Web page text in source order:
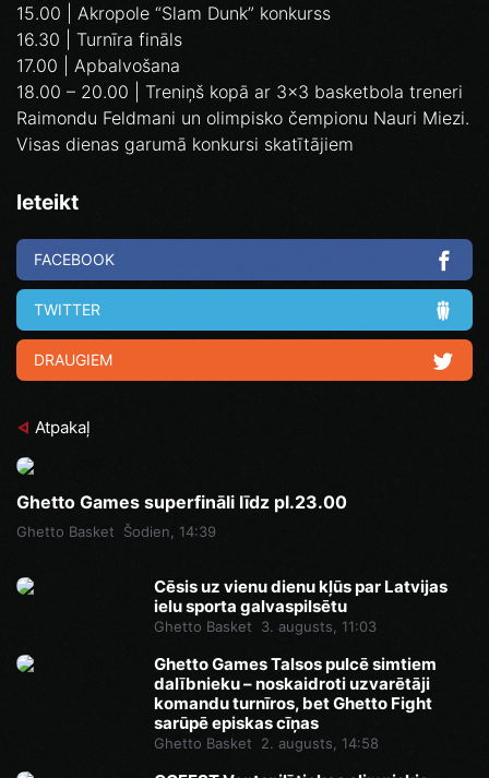
15.00 | Akropole “Slam Dunk” konkurss
16.30 | Turnīra fināls
17.00 | Apbalvošana
18.00 – 20.00 | Treniņš kopā ar 3x3 basketbola treneri
Raimondu Feldmani un olimpisko čempionu Nauri Miezi.
Visas dienas garumā konkursi skatītājiem
Ieteikt
FACEBOOK
TWITTER
DRAUGIEM
Atpakaļ
Ghetto Games superfināli līdz pl.23.00
Ghetto Basket Šodien, 14:39
Cēsis uz vienu dienu kļūs par Latvijas
ielu sporta galvaspilsētu
Ghetto Basket 3. augusts, 11:03
Ghetto Games Talsos pulcē simtiem
dalībnieku – noskaidroti uzvarētāji
komandu turnīros, bet Ghetto Fight
sarūpē episkas cīņas
Ghetto Basket 2. augusts, 14:58